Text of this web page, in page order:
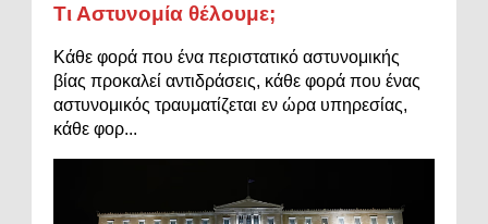
Τι Αστυνομία θέλουμε;
Κάθε φορά που ένα περιστατικό αστυνομικής
βίας προκαλεί αντιδράσεις, κάθε φορά που ένας
αστυνομικός τραυματίζεται εν ώρα υπηρεσίας,
κάθε φορ...